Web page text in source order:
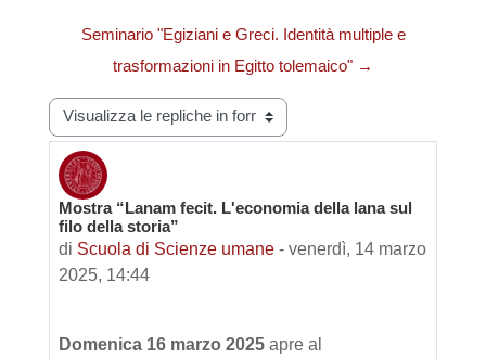
Seminario "Egiziani e Greci. Identità multiple e
trasformazioni in Egitto tolemaico" →
Modalità visualizzazione
Mostra “Lanam fecit. L'economia della lana sul
filo della storia”
di Scuola di Scienze umane - venerdì, 14 marzo
2025, 14:44
Numero di risposte: 0
Domenica 16 marzo 2025 apre al